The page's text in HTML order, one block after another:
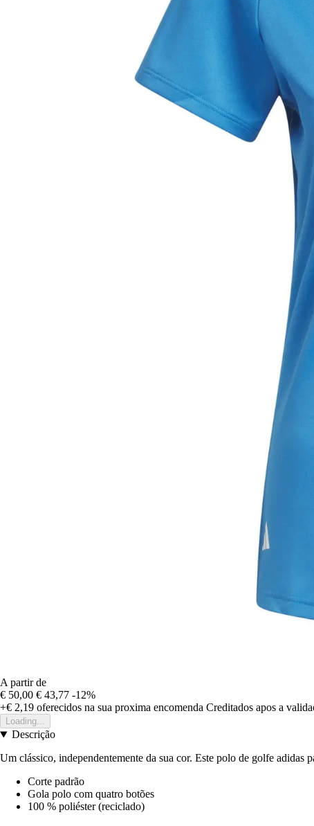
A partir de
€ 50,00 € 43,77 -12%
+€ 2,19 oferecidos na sua proxima encomenda Creditados apos a
Loading...
Descrição
Um clássico, independentemente da sua cor. Este polo de golfe
Corte padrão
Gola polo com quatro botões
100 % poliéster (reciclado)